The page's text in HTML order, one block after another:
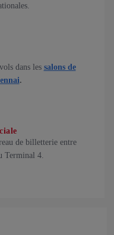
dans les salons de
.
de billetterie entre
Terminal 4.